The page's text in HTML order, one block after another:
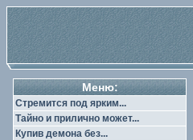
Меню:
Стремится под ярким...
Тайно и прилично может...
Купив демона без...